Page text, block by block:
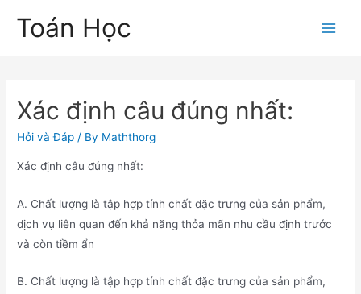
Toán Học
Xác định câu đúng nhất:
Hỏi và Đáp / By Maththorg
Xác định câu đúng nhất:
A. Chất lượng là tập hợp tính chất đặc trưng của sản phẩm,
dịch vụ liên quan đến khả năng thỏa mãn nhu cầu định trước
và còn tiềm ẩn
B. Chất lượng là tập hợp tính chất đặc trưng của sản phẩm,